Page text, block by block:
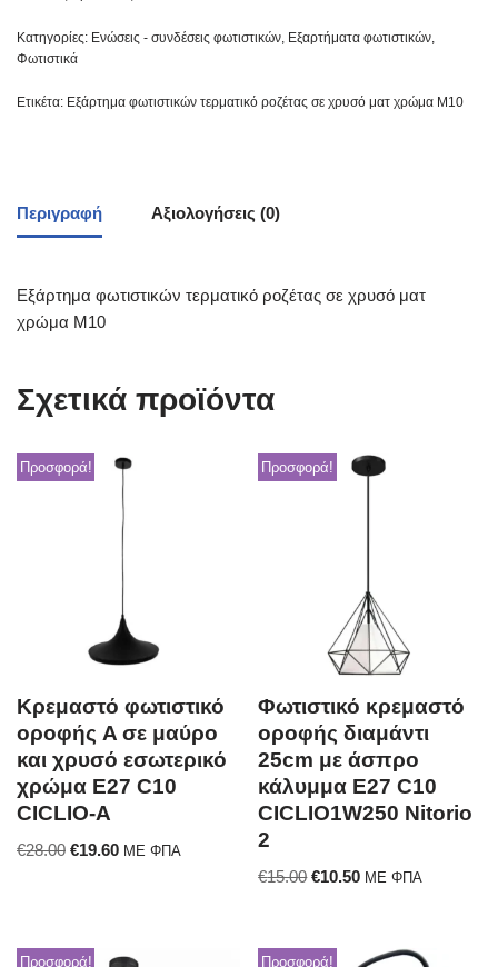
Κατηγορίες: Ενώσεις - συνδέσεις φωτιστικών, Εξαρτήματα φωτιστικών,
Φωτιστικά
Ετικέτα: Εξάρτημα φωτιστικών τερματικό ροζέτας σε χρυσό ματ χρώμα Μ10
Περιγραφή Αξιολογήσεις (0)
Εξάρτημα φωτιστικών τερματικό ροζέτας σε χρυσό ματ
χρώμα Μ10
Σχετικά προϊόντα
Προσφορά!
Κρεμαστό φωτιστικό
οροφής A σε μαύρο
και χρυσό εσωτερικό
χρώμα E27 C10
CICLIO-A
€28.00 €19.60 ΜΕ ΦΠΑ
Προσφορά!
Φωτιστικό κρεμαστό
οροφής διαμάντι
25cm με άσπρο
κάλυμμα E27 C10
CICLIO1W250 Nitorio
2
€15.00 €10.50 ΜΕ ΦΠΑ
Προσφορά! Προσφορά!